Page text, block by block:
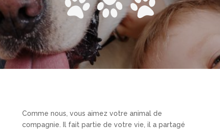
Comme nous, vous aimez votre animal de
compagnie. Il fait partie de votre vie, il a partagé